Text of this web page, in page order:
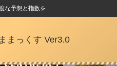
な予想と指数を
まっくす Ver3.0